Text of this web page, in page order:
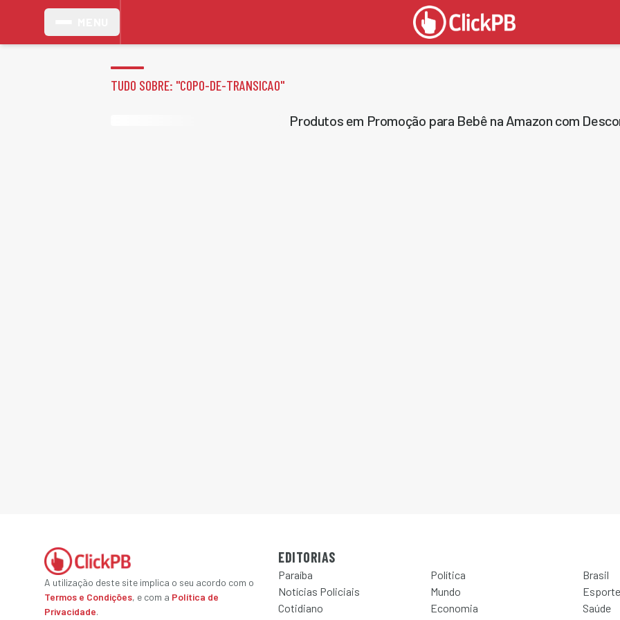
TUDO SOBRE: "COPO-DE-TRANSICAO"
Produtos em Promoção para Bebê na Amazon com
A utilização deste site implica o seu acordo com o
Termos e Condições, e com a Política de
Privacidade.
EDITORIAS
Paraíba Política
Brasil
Notícias Policiais
Mundo
Esporte
Cotidiano
Economia
Saúde